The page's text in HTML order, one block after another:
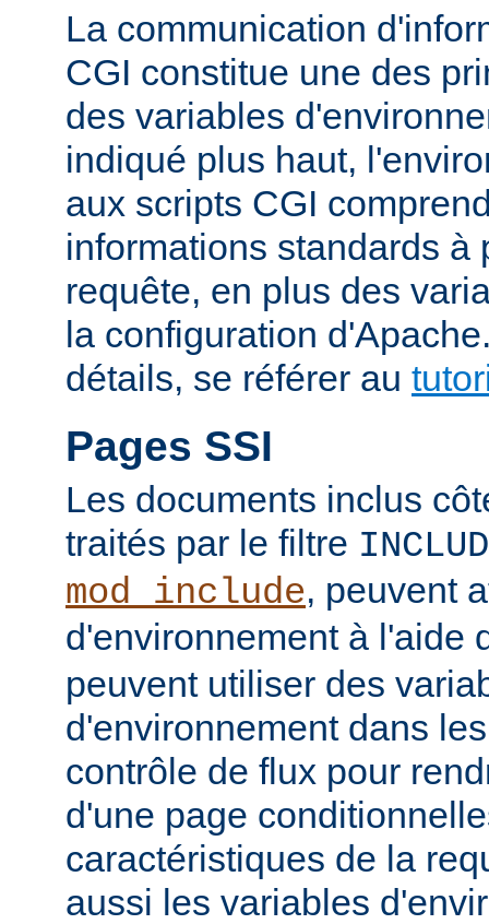
La communication
CGI constitue une des
des variables
indiqué plus haut,
aux scripts CGI
informations standards à
requête, en plus des
la configuration
détails, se référer au
Pages SSI
Les documents inclus
traités par le filtre
mod_include, peuvent
d'environnement à l'aide
peuvent utiliser des
d'environnement dans
contrôle de flux pour
d'une page
caractéristiques de la
aussi les variables